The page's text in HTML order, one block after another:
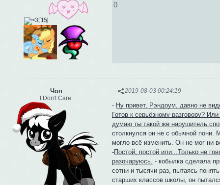
0
2019-08-03 00:24:19
Чоп
I Don't Care.
- Ну привет, Рэндоум, давно не
Готов к серьёзному разговору?
думаю ты такой же нарушитель
столкнулся он не с обычной пони.
могло всё изменить. Он не мог ни
-Постой, постой или...Только не
разочаруюсь. - кобылка сделала
сотни и тысячи раз, пытаясь
старших классов школы, он